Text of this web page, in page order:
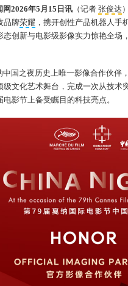
网2026年5月15日讯 （记者张俊达
品牌荣耀 ，携开创性产品机器人手
态创新与电影级影像实力惊艳全场
中国之夜历史上唯一影像合作伙伴
级文化艺术舞台，完成一次从技术
电影节上备受瞩目的科技亮点。